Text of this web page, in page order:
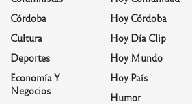
Córdoba
Cultura
Deportes
Economía Y
Negocios
Hoy Córdoba
Hoy Día Clip
Hoy Mundo
Hoy País
Humor